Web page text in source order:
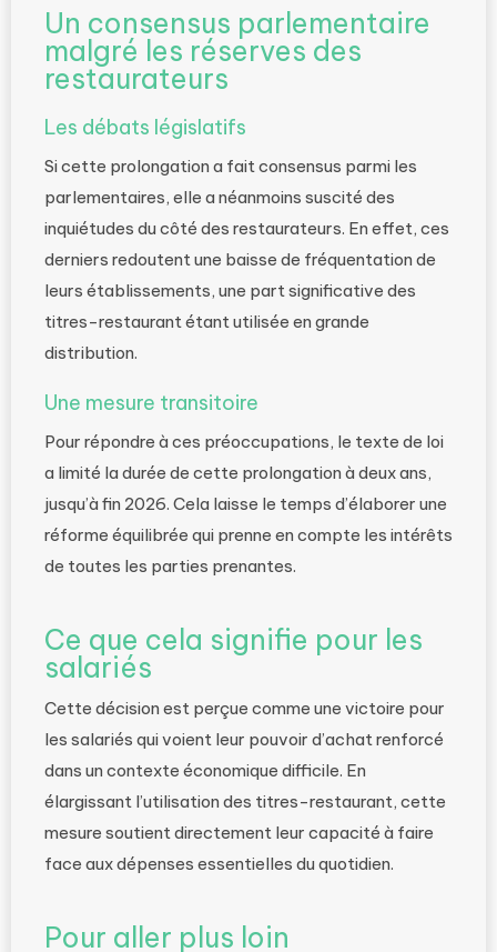
Un consensus parlementaire
malgré les réserves des
restaurateurs
Les débats législatifs
Si cette prolongation a fait consensus parmi les
parlementaires, elle a néanmoins suscité des
inquiétudes du côté des restaurateurs. En effet, ces
derniers redoutent une baisse de fréquentation de
leurs établissements, une part significative des
titres-restaurant étant utilisée en grande
distribution.
Une mesure transitoire
Pour répondre à ces préoccupations, le texte de loi
a limité la durée de cette prolongation à deux ans,
jusqu’à fin 2026. Cela laisse le temps d’élaborer une
réforme équilibrée qui prenne en compte les intérêts
de toutes les parties prenantes.
Ce que cela signifie pour les
salariés
Cette décision est perçue comme une victoire pour
les salariés qui voient leur pouvoir d’achat renforcé
dans un contexte économique difficile. En
élargissant l’utilisation des titres-restaurant, cette
mesure soutient directement leur capacité à faire
face aux dépenses essentielles du quotidien.
Pour aller plus loin